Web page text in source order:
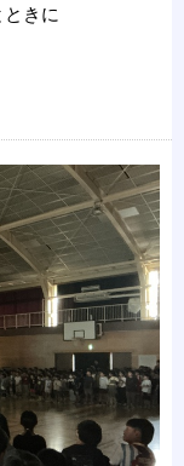
きに